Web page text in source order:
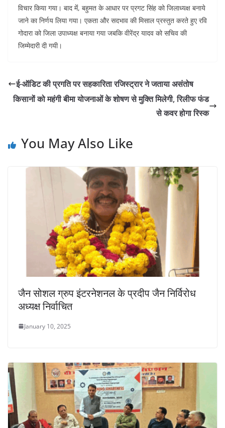
विचार किया गया। बाद मेंं, बहुमत के आधार पर प्रगट सिंह को जिलाध्यक्ष बनाये
जाने का निर्णय लिया गया। एकता और सदभाव की मिसाल प्रस्तुत करते हुए रवि
गोदारा को जिला उपाध्यक्ष बनाया गया जबकि वीरेंद्र यादव को सचिव की
जिम्मेदारी दी गयी।
ई-ऑडिट की प्रगति पर सहकारिता रजिस्ट्रार ने जताया असंतोष
किसानों को महंगी बीमा योजनाओं के शोषण से मुक्ति मिलेगी, रिलीफ फंड
से कवर होगा रिस्क
You May Also Like
जैन सोशल ग्रुप इंटरनेशनल के प्रदीप जैन निर्विरोध
अध्यक्ष निर्वाचित
January 10, 2025